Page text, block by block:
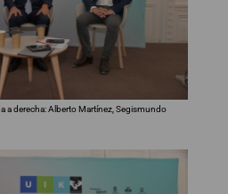
a derecha: Alberto Martínez, Segismundo